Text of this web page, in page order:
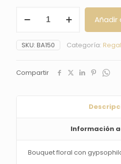
floral
gypsophila
para
cantidad
Añadir
SKU: BA150 Categoría:
Compartir
Información
Bouquet floral con